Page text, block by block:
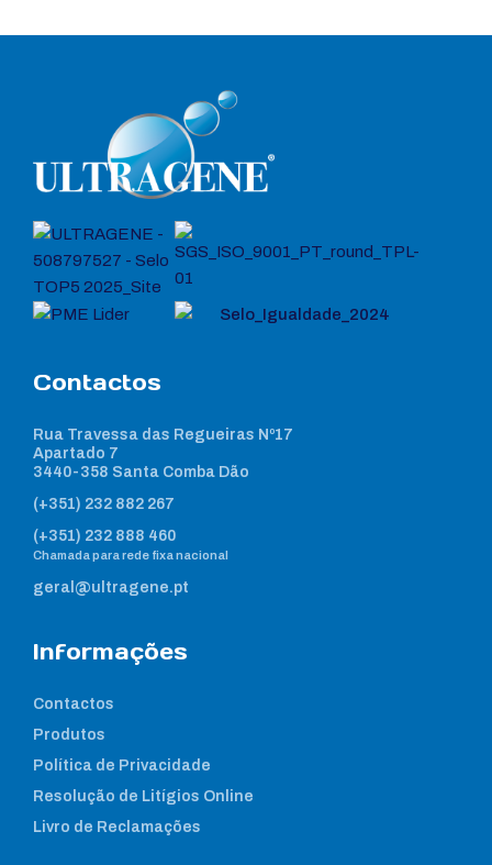
Contactos
Rua Travessa das Regueiras Nº17
Apartado 7
3440-358 Santa Comba Dão
(+351) 232 882 267
(+351) 232 888 460
Chamada para rede fixa nacional
geral@ultragene.pt
Informações
Contactos
Produtos
Política de Privacidade
Resolução de Litígios Online
Livro de Reclamações